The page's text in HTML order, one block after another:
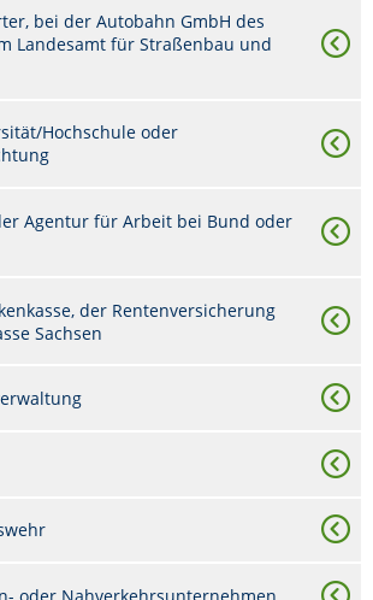
bei der Autobahn GmbH des
Landesamt für Straßenbau und
Hochschule oder
Agentur für Arbeit bei Bund oder
der Rentenversicherung
Sachsen